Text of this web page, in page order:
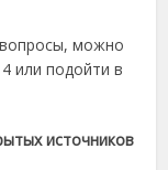
можно
или подойти в
источников